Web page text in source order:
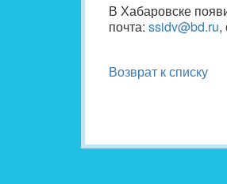
В Хабаровске
почта: ssidv@bd.ru,
Возврат к списку